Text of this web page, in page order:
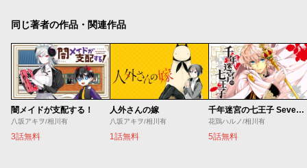
同じ著者の作品・関連作品
闇メイドが支配する！
八坂アキヲ/相川有
3話無料
人外さんの嫁
八坂アキヲ/相川有
1話無料
千年迷宮の七王子 Seven prince of the thousand years Labyrinth
花鶏ハルノ/相川有
5話無料